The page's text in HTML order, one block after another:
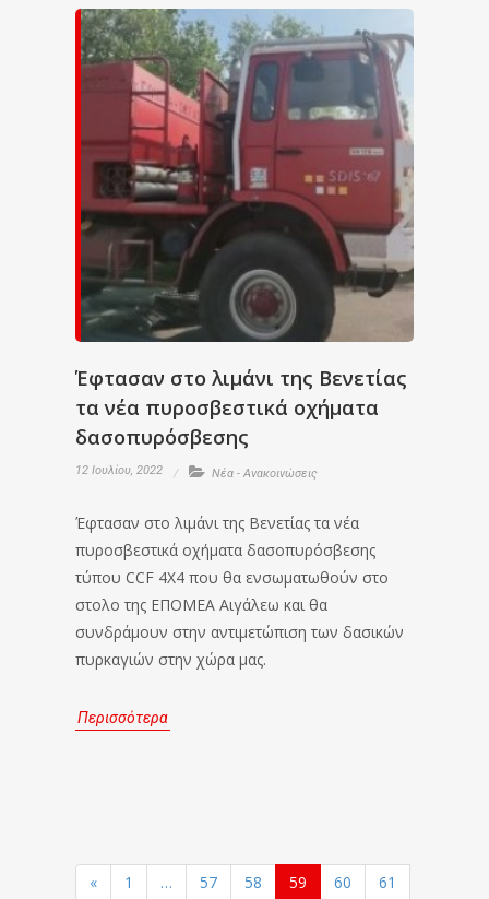
Έφτασαν στο λιμάνι της Βενετίας
τα νέα πυροσβεστικά οχήματα
δασοπυρόσβεσης
12 Ιουλίου, 2022 Νέα - Ανακοινώσεις
Έφτασαν στο λιμάνι της Βενετίας τα νέα
πυροσβεστικά οχήματα δασοπυρόσβεσης
τύπου CCF 4X4 που θα ενσωματωθούν στο
στολο της ΕΠΟΜΕΑ Αιγάλεω και θα
συνδράμουν στην αντιμετώπιση των δασικών
πυρκαγιών στην χώρα μας.
Περισσότερα
« 1 … 57 58 59 60
61